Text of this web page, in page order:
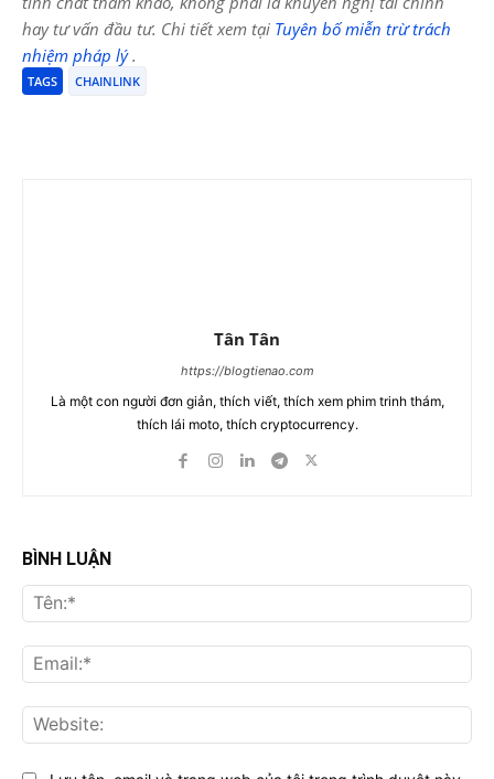
hay tư vấn đầu tư. Chi tiết xem tại Tuyên bố miễn trừ trách
nhiệm pháp lý.
TAGS CHAINLINK
Tân Tân
https://blogtienao.com
Là một con người đơn giản, thích viết, thích xem phim trinh thám,
thích lái moto, thích cryptocurrency.
BÌNH LUẬN